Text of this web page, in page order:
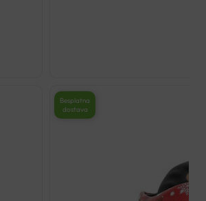
Besplatna
dostava